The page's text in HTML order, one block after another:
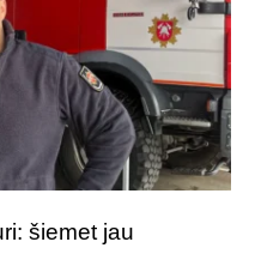
šiemet jau